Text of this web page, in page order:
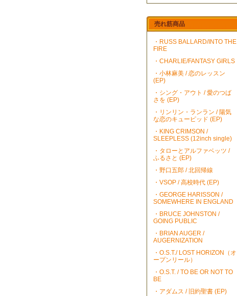
売れ筋商品
・RUSS BALLARD/INTO THE
FIRE
・CHARLIE/FANTASY GIRLS
・小林麻美 / 恋のレッスン
(EP)
・シング・アウト / 愛のつば
さを (EP)
・リンリン・ランラン / 陽気
な恋のキューピッド (EP)
・KING CRIMSON /
SLEEPLESS (12inch single)
・タローとアルファベッツ /
ふるさと (EP)
・野口五郎 / 北回帰線
・VSOP / 高校時代 (EP)
・GEORGE HARISSON /
SOMEWHERE IN ENGLAND
・BRUCE JOHNSTON /
GOING PUBLIC
・BRIAN AUGER /
AUGERNIZATION
・O.S.T./ LOST HORIZON（オ
ープンリール）
・O.S.T. / TO BE OR NOT TO
BE
・アダムス / 旧約聖書 (EP)